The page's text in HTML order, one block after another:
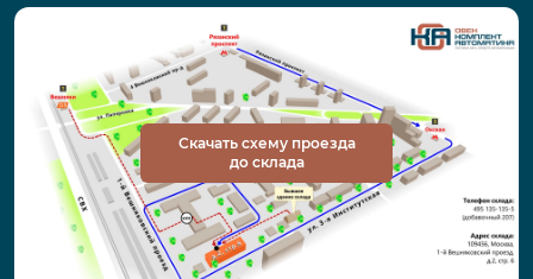
Скачать схему проезда
до склада